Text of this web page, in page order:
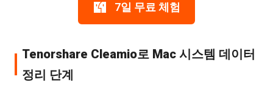
7일 무료 체험
Tenorshare Cleamio로 Mac 시스템 데이터
정리 단계